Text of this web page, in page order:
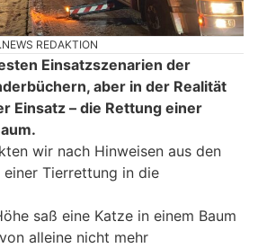
REDAKTION
Einsatzszenarien der
aber in der Realität
Einsatz – die Rettung einer
wir nach Hinweisen aus den
Tierrettung in die
saß eine Katze in einem Baum
alleine nicht mehr